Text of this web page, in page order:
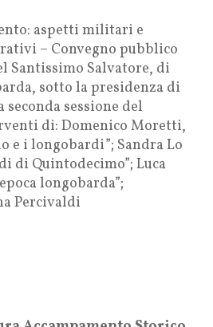
aspetti militari e
– Convegno pubblico
Santissimo Salvatore, di
sotto la presidenza di
sessione del
di: Domenico Moretti,
e i longobardi”; Sandra Lo
di Quintodecimo”; Luca
longobarda”;
Percivaldi